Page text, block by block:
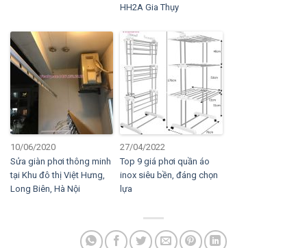
HH2A Gia Thụy
10/06/2020
Sửa giàn phơi thông minh
tại Khu đô thị Việt Hưng,
Long Biên, Hà Nội
27/04/2022
Top 9 giá phơi quần áo
inox siêu bền, đáng chọn
lựa